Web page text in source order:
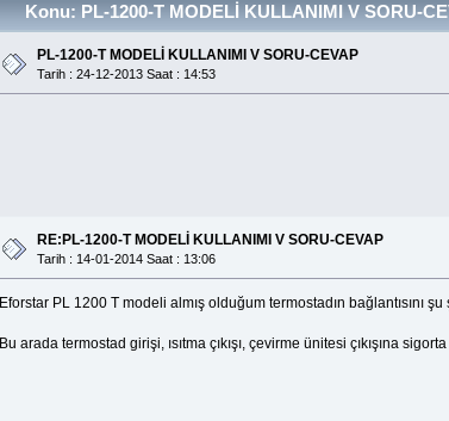
Konu: PL-1200-T MODELİ KULLANIMI V SORU-
PL-1200-T MODELİ KULLANIMI V SORU-CEVAP
Tarih : 24-12-2013 Saat : 14:53
RE:PL-1200-T MODELİ KULLANIMI V SORU-CEVAP
Tarih : 14-01-2014 Saat : 13:06
Eforstar PL 1200 T modeli almış olduğum termostadın bağlantısını
Bu arada termostad girişi, ısıtma çıkışı, çevirme ünitesi çıkışına